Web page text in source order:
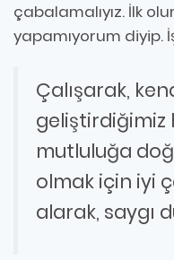
çabalamalıyız. İlk
yapamıyorum diyip.
Çalışarak,
geliştirdiğimiz
mutluluğa
olmak için iyi
alarak, saygı